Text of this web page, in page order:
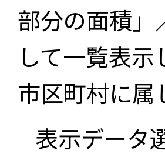
部分の面積」
して一覧表
市区町村に属
表示データ